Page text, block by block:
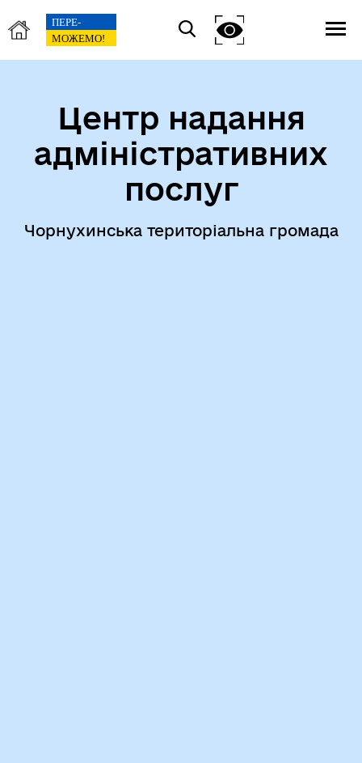
Центр надання
адміністративних
послуг
Чорнухинська територіальна громада